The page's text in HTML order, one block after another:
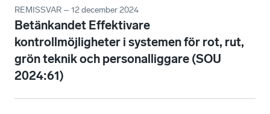
REMISSVAR – 12 december 2024
Betänkandet Effektivare
kontrollmöjligheter i systemen för rot, rut,
grön teknik och personalliggare (SOU
2024:61)